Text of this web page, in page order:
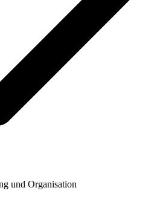
und Organisation